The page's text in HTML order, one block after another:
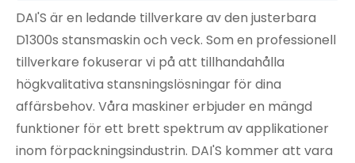
DAI'S är en ledande tillverkare av den justerbara
D1300s stansmaskin och veck. Som en professionell
tillverkare fokuserar vi på att tillhandahålla
högkvalitativa stansningslösningar för dina
affärsbehov. Våra maskiner erbjuder en mängd
funktioner för ett brett spektrum av applikationer
inom förpackningsindustrin. DAI'S kommer att vara